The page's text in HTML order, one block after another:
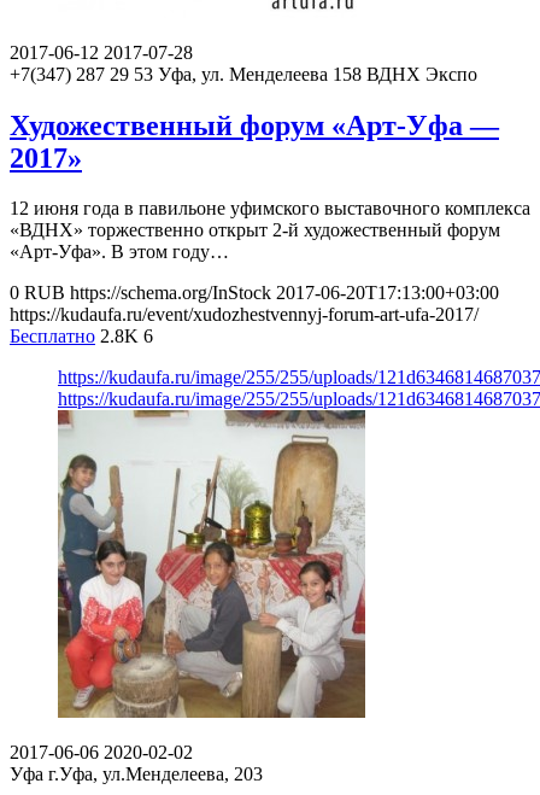
2017-06-12 2017-07-28
+7(347) 287 29 53 Уфа, ул. Менделеева 158 ВДНХ Экспо
Художественный форум «Арт-Уфа —
2017»
12 июня года в павильоне уфимского выставочного комплекса
«ВДНХ» торжественно открыт 2-й художественный форум
«Арт-Уфа». В этом году…
0 RUB https://schema.org/InStock 2017-06-20T17:13:00+03:00
https://kudaufa.ru/event/xudozhestvennyj-forum-art-ufa-2017/
Бесплатно 2.8K 6
https://kudaufa.ru/image/255/255/uploads/
https://kudaufa.ru/image/255/255/uploads/
2017-06-06 2020-02-02
Уфа г.Уфа, ул.Менделеева, 203